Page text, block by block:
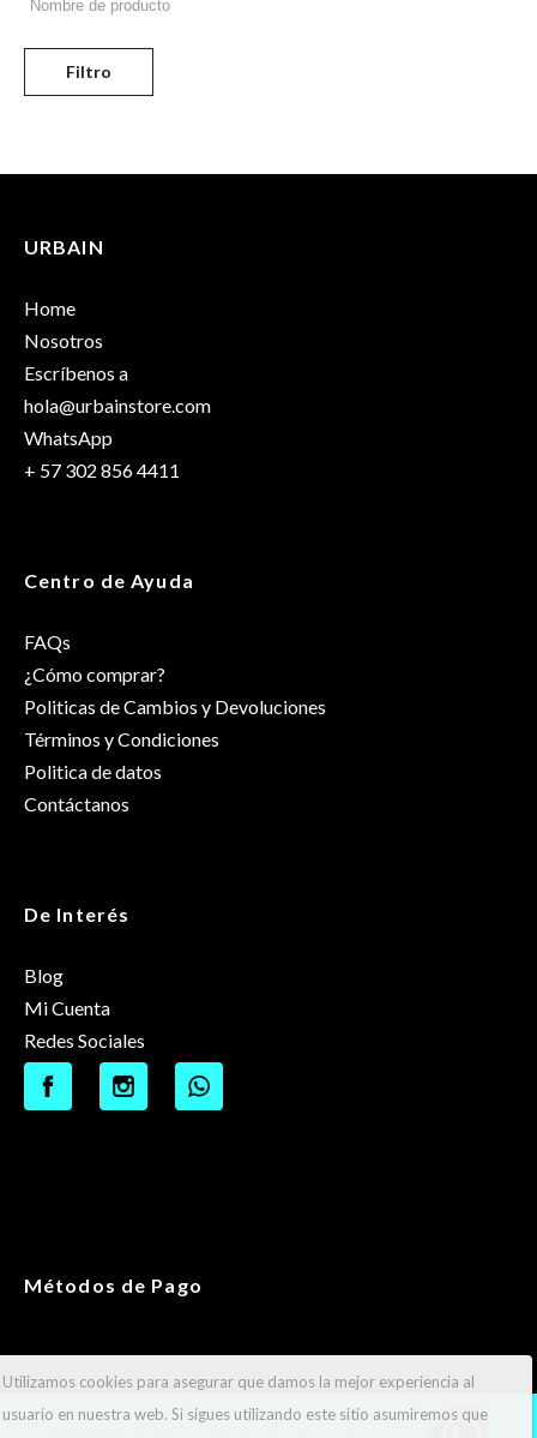
Filtro
URBAIN
Home
Nosotros
Escríbenos a
hola@urbainstore.com
WhatsApp
+ 57 302 856 4411
Centro de Ayuda
FAQs
¿Cómo comprar?
Politicas de Cambios y Devoluciones
Términos y Condiciones
Politica de datos
Contáctanos
De Interés
Blog
Mi Cuenta
Redes Sociales
Métodos de Pago
Utilizamos cookies para asegurar que damos la mejor experiencia al
usuario en nuestra web. Si sigues utilizando este sitio asumiremos que